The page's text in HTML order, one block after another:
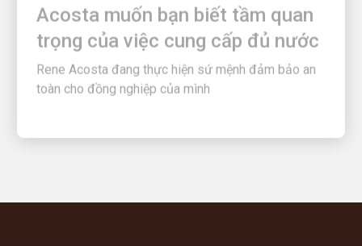
trọng của việc cung cấp đủ nước
Rene Acosta đang thực hiện sứ mệnh đảm bảo an
toàn cho đồng nghiệp của mình